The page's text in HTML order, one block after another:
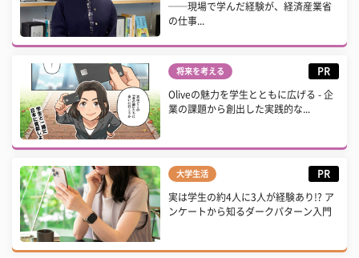
──現場で学んだ経験が、経済産業省
の仕事...
将来を考える PR
Oliveの魅力を学生とともに広げる - 企
業の課題から創出した実践的な...
大学生活 PR
実は学生の約4人に3人が経験あり!? ア
ンケートから知るダークパターン入門